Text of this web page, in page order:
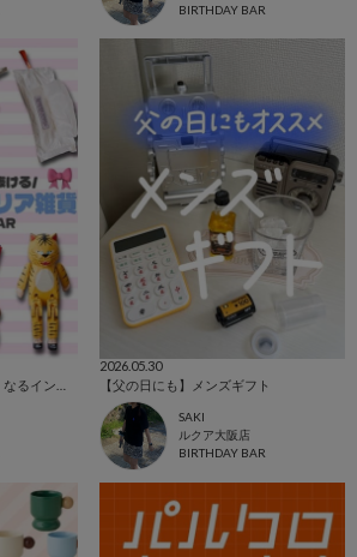
BIRTHDAY BAR
2026.05.30
【父の日にも】メンズギフト
SAKI
ルクア大阪店
BIRTHDAY BAR